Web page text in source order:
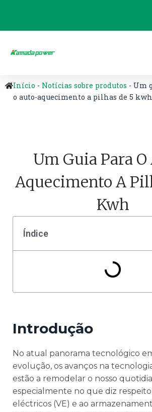
Início - Notícias sobre produtos - Um
o auto-aquecimento a pilhas de 5 kwh
Um Guia Para
Aquecimento A
Kwh
Índice
Introdução
No atual panorama tecnológico
evolução, os avanços na
estão a remodelar o nosso
especialmente no que diz
eléctricos (VE) e ao